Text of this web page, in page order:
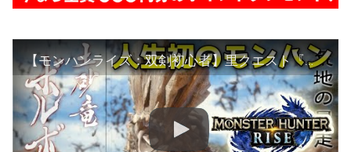
【モンハンライズ：双剣初心者】里クエスト『泥沼の土砂竜』ボルボロス討伐に挑戦！立ち回り等アドバイスください（MHRise:モンスターハンターライズ）ニャン速ちゃんねる